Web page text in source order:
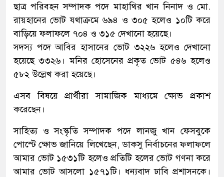
ছাত্র পরিবহন সম্পাদক পদে মাহাথির খান নিনাদ ও মো.
রায়হানের ভোট যথাক্রমে ৬৯৪ ও ৩০৫ হলেও ১০টি করে
বাড়িয়ে ফলাফলে ৭০৪ ও ৩১৫ দেখানো হয়েছে।
সদস্য পদে আবির হাসানের ভোট ৩২২৬ হলেও দেখানো
হয়েছে ৩৩২৬। মনির হোসেনের প্রকৃত ভোট ৫৪৬ হলেও
৫৮২ উল্লেখ করা হয়েছে।
এসব বিষয়ে প্রার্থীরা সামাজিক মাধ্যমে ক্ষোভ প্রকাশ
করেছেন।
সাহিত্য ও সংস্কৃতি সম্পাদক পদে লানজু খান ফেসবুকে
পোস্টে ক্ষোভ জানিয়ে লিখেছেন, ডাকসু নির্বাচনের ফলাফলে
আমার ভোট ১৫৩১টি হলেও প্রতিটি হলের ভোট গণনা করে
আমার ভোট আসলো ১৫৭১টি। ধন্যবাদ ঢাবি প্রশাসনকে।